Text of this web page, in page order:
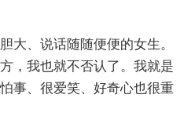
大、说话随随便便的女生。
，我也就不否认了。我就是
事、很爱笑、好奇心也很重